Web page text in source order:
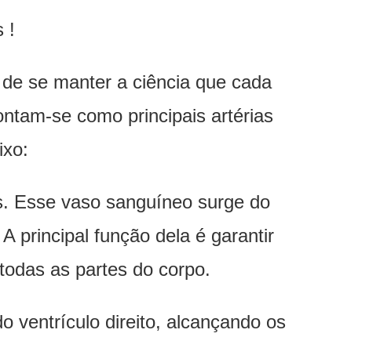
!
se manter a ciência que cada
se como principais artérias
Esse vaso sanguíneo surge do
principal função dela é garantir
as partes do corpo.
ventrículo direito, alcançando os